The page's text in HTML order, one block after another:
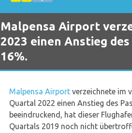
Malpensa Airport
2023 einen Anstieg
16%.
Malpensa Airport verzeichnete im
Quartal 2022 einen Anstieg des
beeindruckend, hat dieser
Quartals 2019 noch nicht